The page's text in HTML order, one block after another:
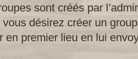
sont créés par
désirez créer un
en premier lieu en lui